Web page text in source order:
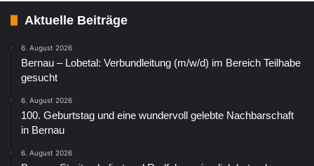
Aktuelle Beiträge
6. August 2026
Bernau – Lobetal: Verbundleitung (m/w/d) im Bereich Teilhabe
gesucht
6. August 2026
100. Geburtstag und eine wundervoll gelebte Nachbarschaft
in Bernau
6. August 2026